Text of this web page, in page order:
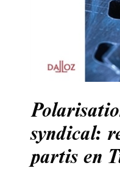
syndical:
partis en